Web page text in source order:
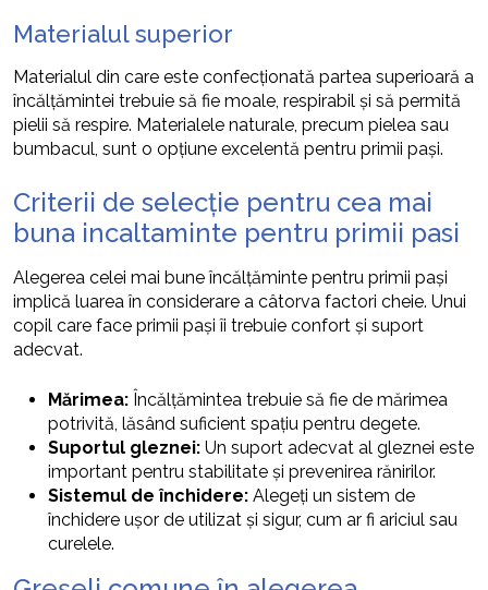
Materialul superior
Materialul din care este confecționată partea superioară a
încălțămintei trebuie să fie moale, respirabil și să permită
pielii să respire. Materialele naturale, precum pielea sau
bumbacul, sunt o opțiune excelentă pentru primii pași.
Criterii de selecție pentru cea mai
buna incaltaminte pentru primii pasi
Alegerea celei mai bune încălțăminte pentru primii pași
implică luarea în considerare a câtorva factori cheie. Unui
copil care face primii pași îi trebuie confort și suport
adecvat.
Mărimea: Încălțămintea trebuie să fie de mărimea
potrivită, lăsând suficient spațiu pentru degete.
Suportul gleznei: Un suport adecvat al gleznei este
important pentru stabilitate și prevenirea rănirilor.
Sistemul de închidere: Alegeți un sistem de
închidere ușor de utilizat și sigur, cum ar fi ariciul sau
curelele.